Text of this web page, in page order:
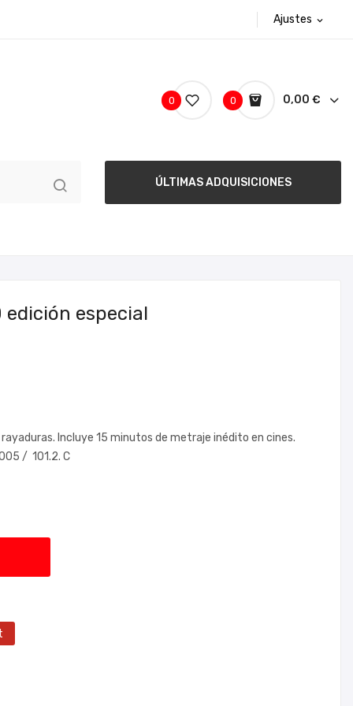
Ajustes expand_more
0 0,00 €
0
ÚLTIMAS ADQUISICIONES
edición especial
Incluye 15 minutos de metraje inédito en cines.
/ 101.2. C